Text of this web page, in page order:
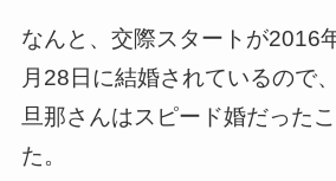
なんと、交際スタートが2016
月28日に結婚されているので
旦那さんはスピード婚だった
た。